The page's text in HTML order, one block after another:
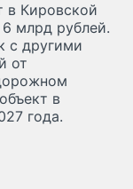
в Кировской
млрд рублей.
с другими
от
в
года.